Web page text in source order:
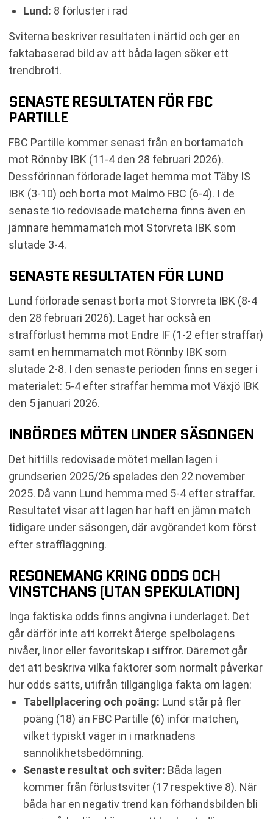
Lund: 8 förluster i rad
Sviterna beskriver resultaten i närtid och ger en
faktabaserad bild av att båda lagen söker ett
trendbrott.
SENASTE RESULTATEN FÖR FBC
PARTILLE
FBC Partille kommer senast från en bortamatch
mot Rönnby IBK (11-4 den 28 februari 2026).
Dessförinnan förlorade laget hemma mot Täby IS
IBK (3-10) och borta mot Malmö FBC (6-4). I de
senaste tio redovisade matcherna finns även en
jämnare hemmamatch mot Storvreta IBK som
slutade 3-4.
SENASTE RESULTATEN FÖR LUND
Lund förlorade senast borta mot Storvreta IBK (8-4
den 28 februari 2026). Laget har också en
strafförlust hemma mot Endre IF (1-2 efter straffar)
samt en hemmamatch mot Rönnby IBK som
slutade 2-8. I den senaste perioden finns en seger i
materialet: 5-4 efter straffar hemma mot Växjö IBK
den 5 januari 2026.
INBÖRDES MÖTEN UNDER SÄSONGEN
Det hittills redovisade mötet mellan lagen i
grundserien 2025/26 spelades den 22 november
2025. Då vann Lund hemma med 5-4 efter straffar.
Resultatet visar att lagen har haft en jämn match
tidigare under säsongen, där avgörandet kom först
efter straffläggning.
RESONEMANG KRING ODDS OCH
VINSTCHANS (UTAN SPEKULATION)
Inga faktiska odds finns angivna i underlaget. Det
går därför inte att korrekt återge spelbolagens
nivåer, linor eller favoritskap i siffror. Däremot går
det att beskriva vilka faktorer som normalt påverkar
hur odds sätts, utifrån tillgängliga fakta om lagen:
Tabellplacering och poäng: Lund står på fler
poäng (18) än FBC Partille (6) inför matchen,
vilket typiskt väger in i marknadens
sannolikhetsbedömning.
Senaste resultat och sviter: Båda lagen
kommer från förlustsviter (17 respektive 8). När
båda har en negativ trend kan förhandsbilden bli